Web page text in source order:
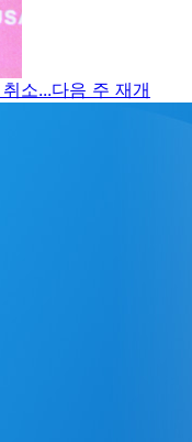
소...다음 주 재개